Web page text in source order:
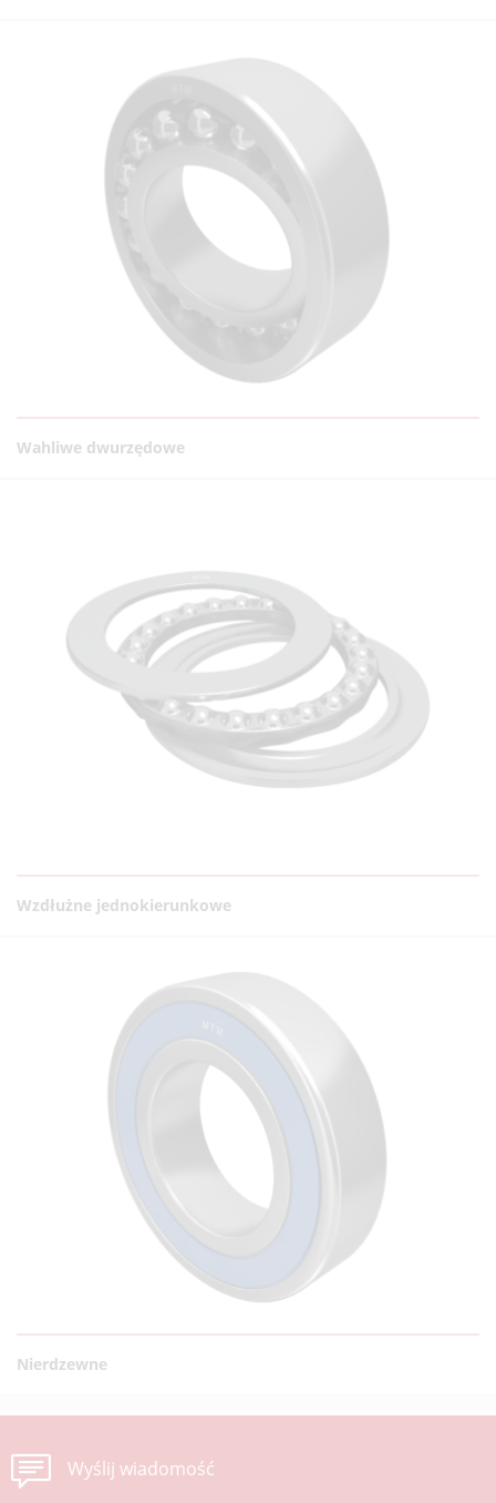
Wahliwe dwurzędowe
Wzdłużne jednokierunkowe
Nierdzewne
Wyślij wiadomość